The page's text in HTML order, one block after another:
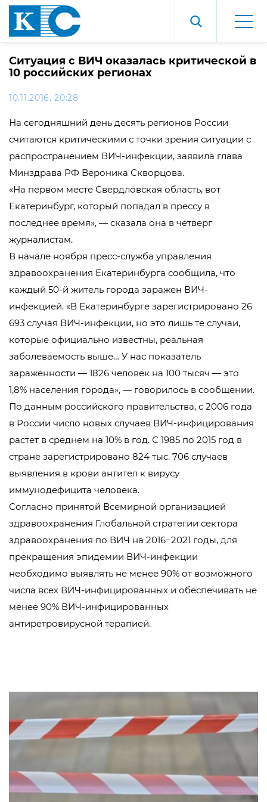
Ситуация с ВИЧ оказалась критической в
10 российских регионах
10.11.2016, 20:28
На сегодняшний день десять регионов России
считаются критическими с точки зрения ситуации с
распространением ВИЧ-инфекции, заявила глава
Минздрава РФ Вероника Скворцова.
«На первом месте Свердловская область, вот
Екатеринбург, который попадал в прессу в
последнее время», — сказала она в четверг
журналистам.
В начале ноября пресс-служба управления
здравоохранения Екатеринбурга сообщила, что
каждый 50-й житель города заражен ВИЧ-
инфекцией. «В Екатеринбурге зарегистрировано 26
693 случая ВИЧ-инфекции, но это лишь те случаи,
которые официально известны, реальная
заболеваемость выше… У нас показатель
зараженности — 1826 человек на 100 тысяч — это
1,8% населения города», — говорилось в сообщении.
По данным российского правительства, с 2006 года
в России число новых случаев ВИЧ-инфицирования
растет в среднем на 10% в год. С 1985 по 2015 год в
стране зарегистрировано 824 тыс. 706 случаев
выявления в крови антител к вирусу
иммунодефицита человека.
Согласно принятой Всемирной организацией
здравоохранения Глобальной стратегии сектора
здравоохранения по ВИЧ на 2016−2021 годы, для
прекращения эпидемии ВИЧ-инфекции
необходимо выявлять не менее 90% от возможного
числа всех ВИЧ-инфицированных и обеспечивать не
менее 90% ВИЧ-инфицированных
антиретровирусной терапией.